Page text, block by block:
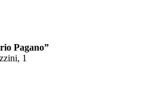
Pagano”
1